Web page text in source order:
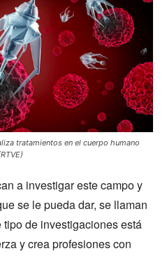
tratamientos en el cuerpo humano
a investigar este campo y
se le pueda dar, se llaman
de investigaciones está
y crea profesiones con